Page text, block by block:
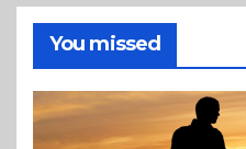
You missed